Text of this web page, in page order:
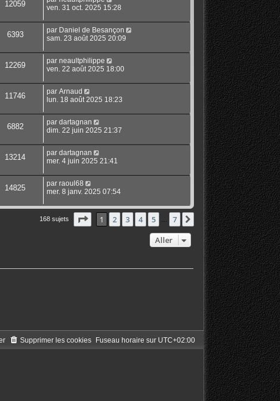
12059
ven. 31 oct. 2025 15:28
6393 par Daniel de Besançon
sam. 23 août 2025 20:09
12269 par neaultphilippe
ven. 22 août 2025 18:00
11746 par Arnaud
lun. 18 août 2025 18:23
6882 par dartagnan
dim. 22 juin 2025 21:37
13214 par dartagnan
mer. 4 juin 2025 21:41
14825 par raoul68
mer. 8 janv. 2025 07:54
168 sujets Page sur7
1 2 3 4 5 7 Suivant
Aller
Fuseau horaire sur UTC+02:00
Supprimer les cookies